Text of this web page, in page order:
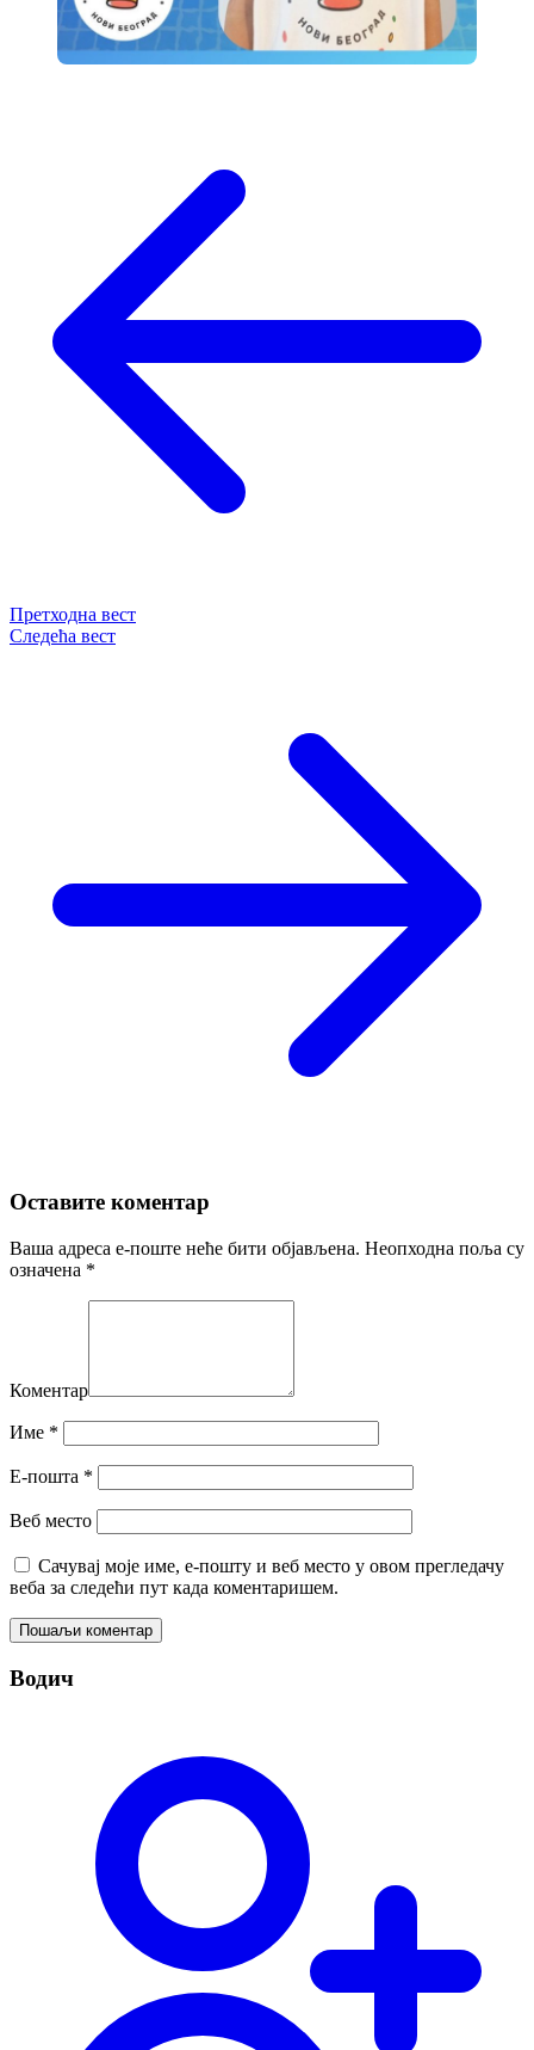
Претходна вест
Следећа вест
Оставите коментар
Ваша адреса е-поште неће бити објављена. Неопходна поља су
означена *
Коментар
Име *
Е-пошта *
Веб место
Сачувај моје име, е-пошту и веб место у овом прегледачу
веба за следећи пут када коментаришем.
Пошаљи коментар
Водич